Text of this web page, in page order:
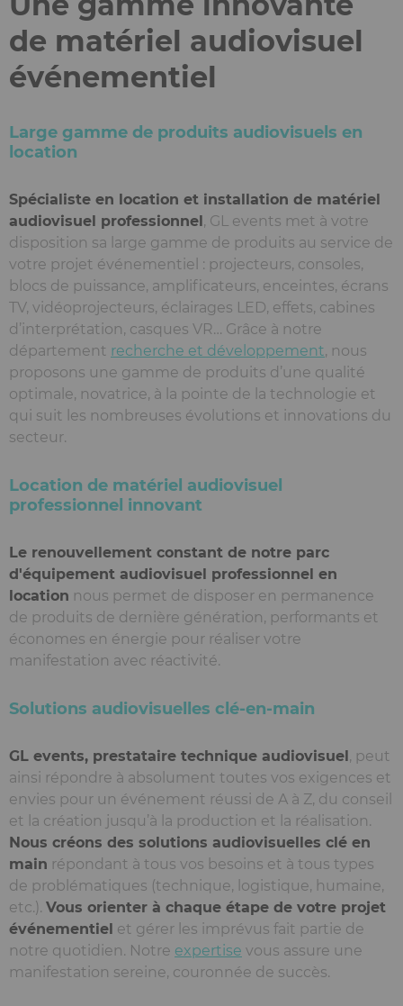
de matériel audiovisuel
événementiel
Large gamme de produits audiovisuels en
location
Spécialiste en location et installation de matériel
audiovisuel professionnel , GL events met à votre
disposition sa large gamme de produits au service de
votre projet événementiel : projecteurs, consoles,
blocs de puissance, amplificateurs, enceintes, écrans
TV, vidéoprojecteurs, éclairages LED, effets, cabines
d’interprétation, casques VR… Grâce à notre
département recherche et développement, nous
proposons une gamme de produits d’une qualité
optimale, novatrice, à la pointe de la technologie et
qui suit les nombreuses évolutions et innovations du
secteur.
Location de matériel audiovisuel
professionnel innovant
Le renouvellement constant de notre parc
d'équipement audiovisuel professionnel en
location nous permet de disposer en permanence
de produits de dernière génération, performants et
économes en énergie pour réaliser votre
manifestation avec réactivité.
Solutions audiovisuelles clé-en-main
GL events, prestataire technique audiovisuel , peut
ainsi répondre à absolument toutes vos exigences et
envies pour un événement réussi de A à Z, du conseil
et la création jusqu’à la production et la réalisation.
Nous créons des solutions audiovisuelles clé en
main répondant à tous vos besoins et à tous types
de problématiques (technique, logistique, humaine,
etc.). Vous orienter à chaque étape de votre projet
événementiel et gérer les imprévus fait partie de
notre quotidien. Notre expertise vous assure une
manifestation sereine, couronnée de succès.